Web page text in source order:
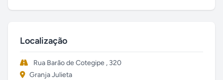
Localização
Rua Barão de Cotegipe , 320
Granja Julieta